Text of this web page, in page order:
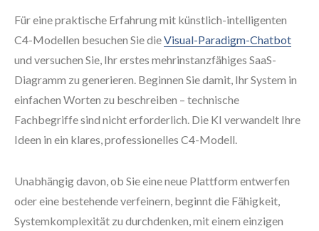
Für eine praktische Erfahrung mit künstlich-intelligenten
C4-Modellen besuchen Sie dieVisual-Paradigm-Chatbot
und versuchen Sie, Ihr erstes mehrinstanzfähiges SaaS-
Diagramm zu generieren. Beginnen Sie damit, Ihr System in
einfachen Worten zu beschreiben – technische
Fachbegriffe sind nicht erforderlich. Die KI verwandelt Ihre
Ideen in ein klares, professionelles C4-Modell.
Unabhängig davon, ob Sie eine neue Plattform entwerfen
oder eine bestehende verfeinern, beginnt die Fähigkeit,
Systemkomplexität zu durchdenken, mit einem einzigen